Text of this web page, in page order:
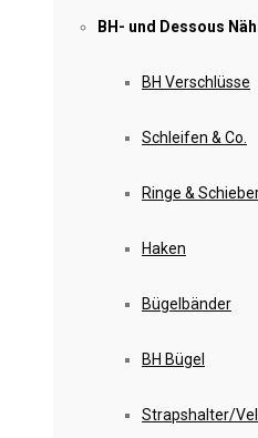
BH- und Dessous
BH Verschlüsse
Schleifen & Co.
Ringe &
Haken
Bügelbänder
BH Bügel
Strapshalter/